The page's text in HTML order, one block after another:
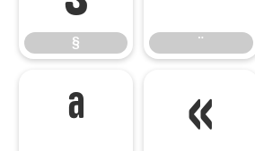
§ ¨
ª «